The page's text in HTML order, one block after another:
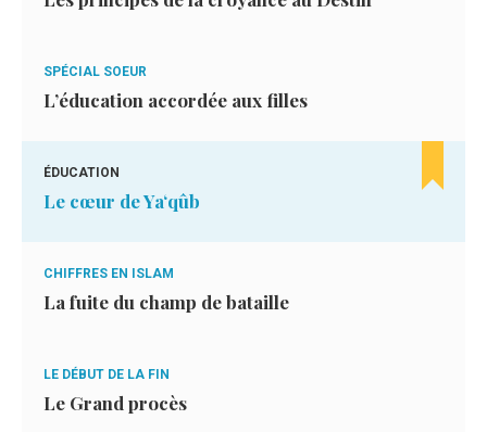
SPÉCIAL SOEUR
L’éducation accordée aux filles
ÉDUCATION
Le cœur de Ya‘qûb
CHIFFRES EN ISLAM
La fuite du champ de bataille
LE DÉBUT DE LA FIN
Le Grand procès